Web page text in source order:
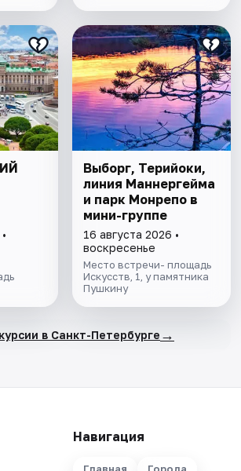
Выборг, Терийоки,
линия Маннергейма
и парк Монрепо в
мини-группе
16 августа 2026 •
воскресенье
Место встречи- площадь
Искусств, 1, у памятника
Пушкину
в Санкт-Петербурге →
Навигация